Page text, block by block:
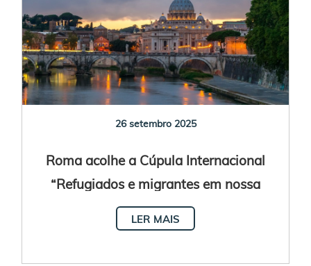
26 setembro 2025
Roma acolhe a Cúpula Internacional
“Refugiados e migrantes em nossa
casa comum”
LER MAIS